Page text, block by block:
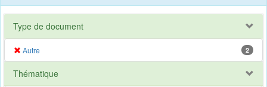
Type de document
Autre 2
Thématique